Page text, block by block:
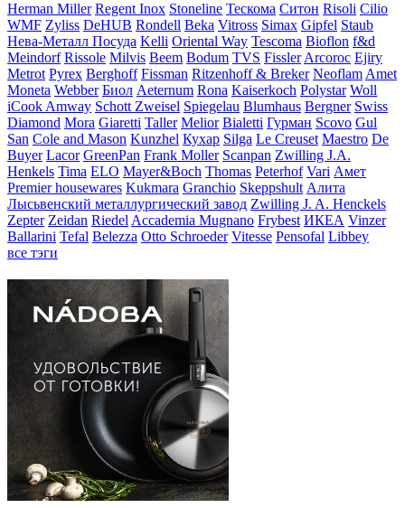
Herman Miller Regent Inox Stoneline Тескома Ситон Risoli Cilio
WMF Zyliss DeHUB Rondell Beka Vitross Simax Gipfel Staub
Нева-Металл Посуда Kelli Oriental Way Tescoma Bioflon f&d
Meindorf Rissole Milvis Beem Bodum TVS Fissler Arcoroc Ejiry
Metrot Pyrex Berghoff Fissman Ritzenhoff & Breker Neoflam Amet
Moneta Webber Биол Aeternum Rona Kaiserkoch Polystar Woll
iCook Amway Schott Zweisel Spiegelau Blumhaus Bergner Swiss
Diamond Mora Giaretti Taller Melior Bialetti Гурман Scovo Gul
San Cole and Mason Kunzhel Кухар Silga Le Creuset Maestro De
Buyer Lacor GreenPan Frank Moller Scanpan Zwilling J.A.
Henkels Tima ELO Mayer&Boch Thomas Peterhof Vari Амет
Premier housewares Kukmara Granchio Skeppshult Алита
Лысьвенский металлургический завод Zwilling J. A. Henckels
Zepter Zeidan Riedel Accademia Mugnano Frybest ИКЕА Vinzer
Ballarini Tefal Belezza Otto Schroeder Vitesse Pensofal Libbey
все тэги